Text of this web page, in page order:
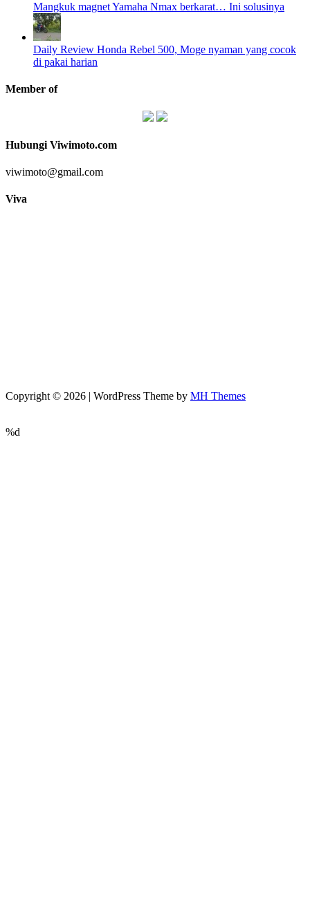
Mangkuk magnet Yamaha Nmax berkarat… Ini solusinya
Daily Review Honda Rebel 500, Moge nyaman yang cocok
di pakai harian
Member of
Hubungi Viwimoto.com
viwimoto@gmail.com
Viva
Copyright © 2026 | WordPress Theme by MH Themes
%d